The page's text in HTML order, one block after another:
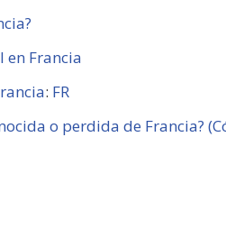
en Francia
: FR
o perdida de Francia?